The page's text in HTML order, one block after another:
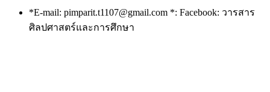
*E-mail: pimparit.t1107@gmail.com *: Facebook: วารสาร
ศิลปศาสตร์และการศึกษา